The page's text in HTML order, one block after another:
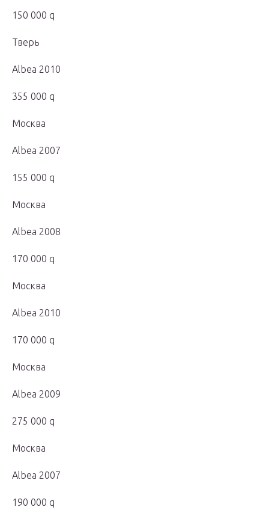
150 000 q
Тверь
Albea 2010
355 000 q
Москва
Albea 2007
155 000 q
Москва
Albea 2008
170 000 q
Москва
Albea 2010
170 000 q
Москва
Albea 2009
275 000 q
Москва
Albea 2007
190 000 q